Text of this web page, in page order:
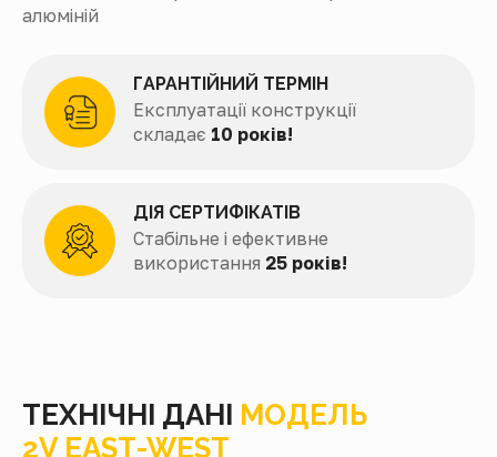
алюміній
ГАРАНТІЙНИЙ ТЕРМІН
Експлуатації конструкції
складає 10 років!
ДІЯ СЕРТИФІКАТІВ
Стабільне і ефективне
використання 25 років!
ТЕХНІЧНІ ДАНІ МОДЕЛЬ
2V EAST-WEST